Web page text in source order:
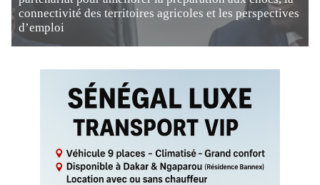
connectivité des territoires agricoles et les perspectives
d’emploi